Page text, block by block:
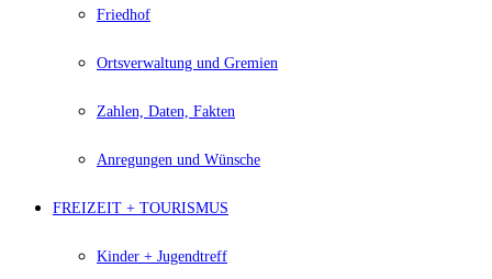
Friedhof
Ortsverwaltung und Gremien
Zahlen, Daten, Fakten
Anregungen und Wünsche
FREIZEIT + TOURISMUS
Kinder + Jugendtreff